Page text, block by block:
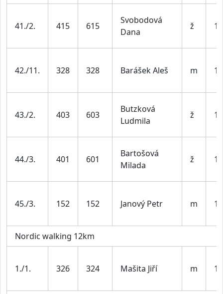
41./2. 415 615
Svobodová
Dana
ž
42./11. 328 328 Barášek Aleš m
43./2. 403 603
Butzková
Ludmila
ž
44./3. 401 601
Bartošová
Milada
ž
45./3. 152 152 Janový Petr m
Nordic walking 12km
1./1. 326 324 Mašita Jiří m